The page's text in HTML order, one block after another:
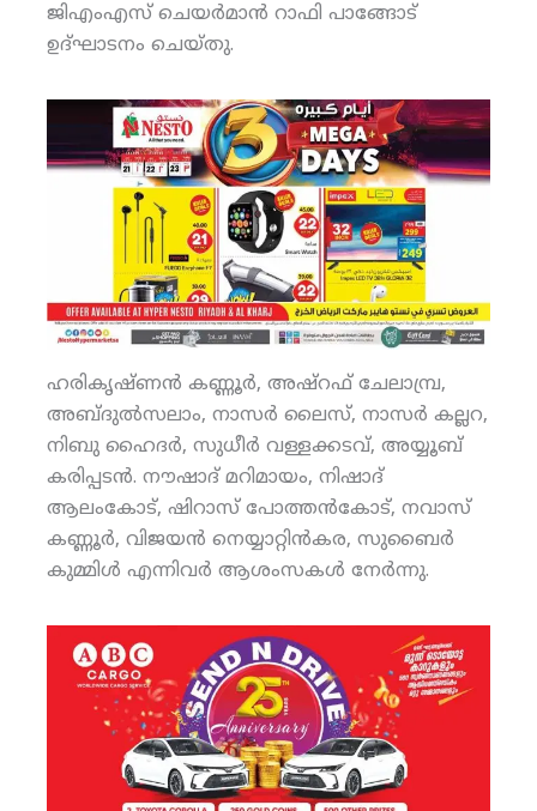
ജിഎംഎസ് ചെയര്‍മാന്‍ റാഫി പാങ്ങോട്
ഉദ്ഘാടനം ചെയ്തു.
ഹരികൃഷ്ണന്‍ കണ്ണൂര്‍, അഷ്‌റഫ് ചേലാമ്പ്ര,
അബ്ദുല്‍സലാം, നാസര്‍ ലൈസ്, നാസര്‍ കല്ലറ,
നിബു ഹൈദര്‍, സുധീര്‍ വള്ളക്കടവ്, അയ്യൂബ്
കരിപ്പടന്‍. നൗഷാദ് മറിമായം, നിഷാദ്
ആലംകോട്, ഷിറാസ് പോത്തന്‍കോട്, നവാസ്
കണ്ണൂര്‍, വിജയന്‍ നെയ്യാറ്റിന്‍കര, സുബൈര്‍
കുമ്മിള്‍ എന്നിവര്‍ ആശംസകള്‍ നേര്‍ന്നു.